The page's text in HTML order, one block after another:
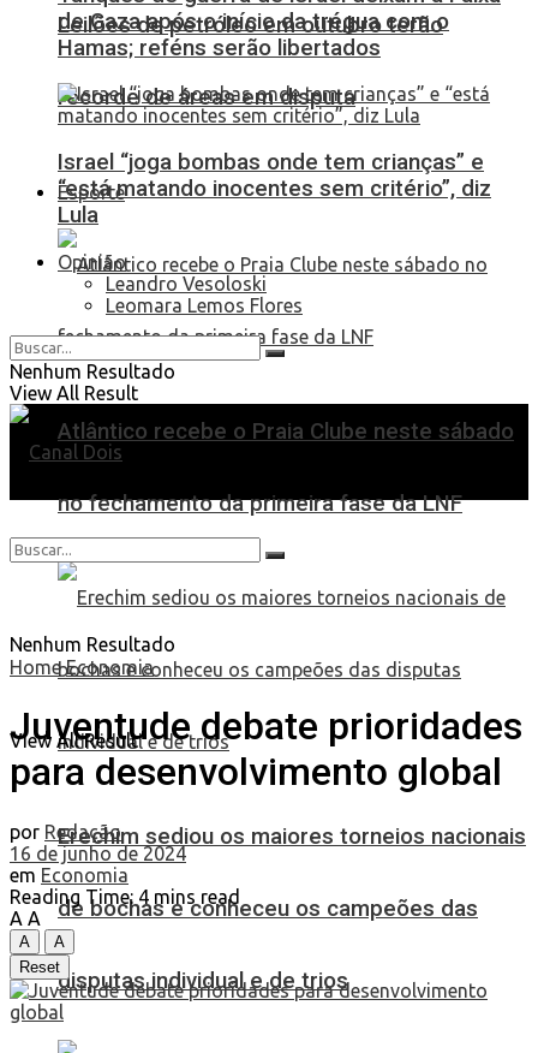
Leilões de petróleo em outubro terão
recorde de áreas em disputa
Esporte
Atlântico recebe o Praia Clube neste sábado
no fechamento da primeira fase da LNF
Erechim sediou os maiores torneios nacionais
de bochas e conheceu os campeões das
disputas individual e de trios
de Gaza após o início da trégua com o
Hamas; reféns serão libertados
Israel “joga bombas onde tem crianças” e
“está matando inocentes sem critério”, diz
Lula
Opinião
Leandro Vesoloski
Leomara Lemos Flores
Nenhum Resultado
View All Result
Nenhum Resultado
View All Result
Home Economia
Juventude debate prioridades
para desenvolvimento global
por Redação
16 de junho de 2024
em Economia
Reading Time: 4 mins read
A A
A
A
Reset